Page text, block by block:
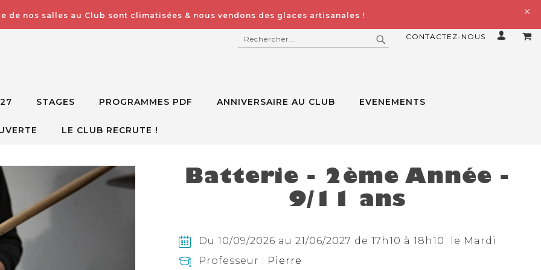
de nos salles au Club sont climatisées & nous vendons des glaces artisanales !
CONTACTEZ-NOUS
RECHERCHER
STAGES PROGRAMMES PDF ANNIVERSAIRE AU CLUB EVENEMENTS
LE CLUB RECRUTE !
Batterie - 2ème Année -
9/11 ans
Du 10/09/2026 au 21/06/2027 de 17h10 à 18h10 le Mardi
Professeur : Pierre